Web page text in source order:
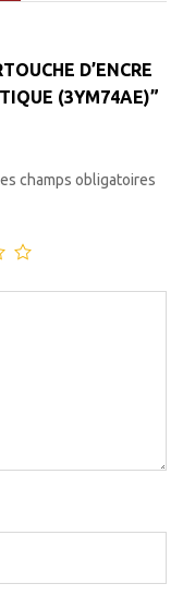
D’ENCRE
(3YM74AE)”
champs obligatoires